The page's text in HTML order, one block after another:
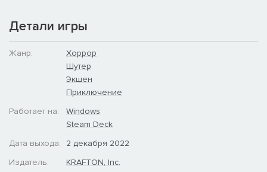
Набор обликов «Расчленёнка» (Gore)
Детали игры
Жанр:
Хоррор
Шутер
Экшен
Приключение
Работает на:
Windows
Steam Deck
Дата выхода:
2 декабря 2022
Издатель:
KRAFTON, Inc.